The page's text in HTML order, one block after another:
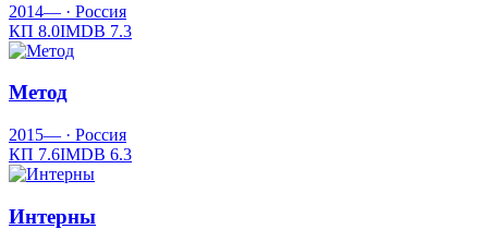
2014— · Россия
КП 8.0IMDB 7.3
Метод
2015— · Россия
КП 7.6IMDB 6.3
Интерны